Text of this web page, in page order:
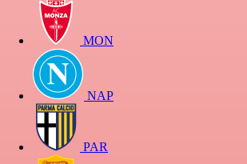
MON
NAP
PAR